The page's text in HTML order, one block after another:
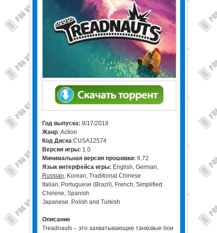
Год выпуска: 8/17/2018
Жанр: Action
Код Диска:CUSA12574
Версия игры: 1.0
Минимальная версия прошивки: 6.72
Язык интерфейса игры: English, German,
Russian, Korean, Traditional Chinese
Italian, Portuguese (Brazil), French, Simplified
Chinese, Spanish
Japanese, Polish and Turkish
Описание
Treadnauts – это захватывающие танковые бои